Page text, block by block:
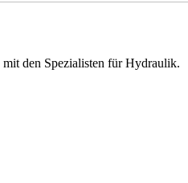
den Spezialisten für Hydraulik.